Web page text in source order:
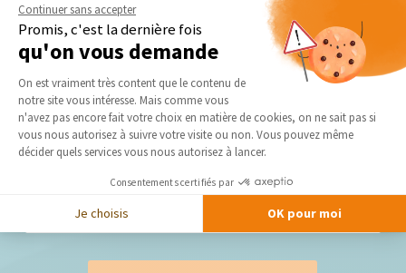
Construction de maison grâce à nos architectes
Vous envisagez de faire construire une maison dans les
Yvelines ? Faire appel à un architecte...
Continuer sans accepter
Promis, c'est la dernière fois
qu'on vous demande
Plateforme de Gestion du
On est vraiment très content que le contenu de
notre site vous intéresse. Mais comme vous
n'avez pas encore fait votre choix en matière de cookies, on ne sait pas si
vous nous autorisez à suivre votre visite ou non. Vous pouvez même
décider quels services vous nous autorisez à lancer.
Consentements certifiés par
Je choisis OK pour moi
Axeptio consent